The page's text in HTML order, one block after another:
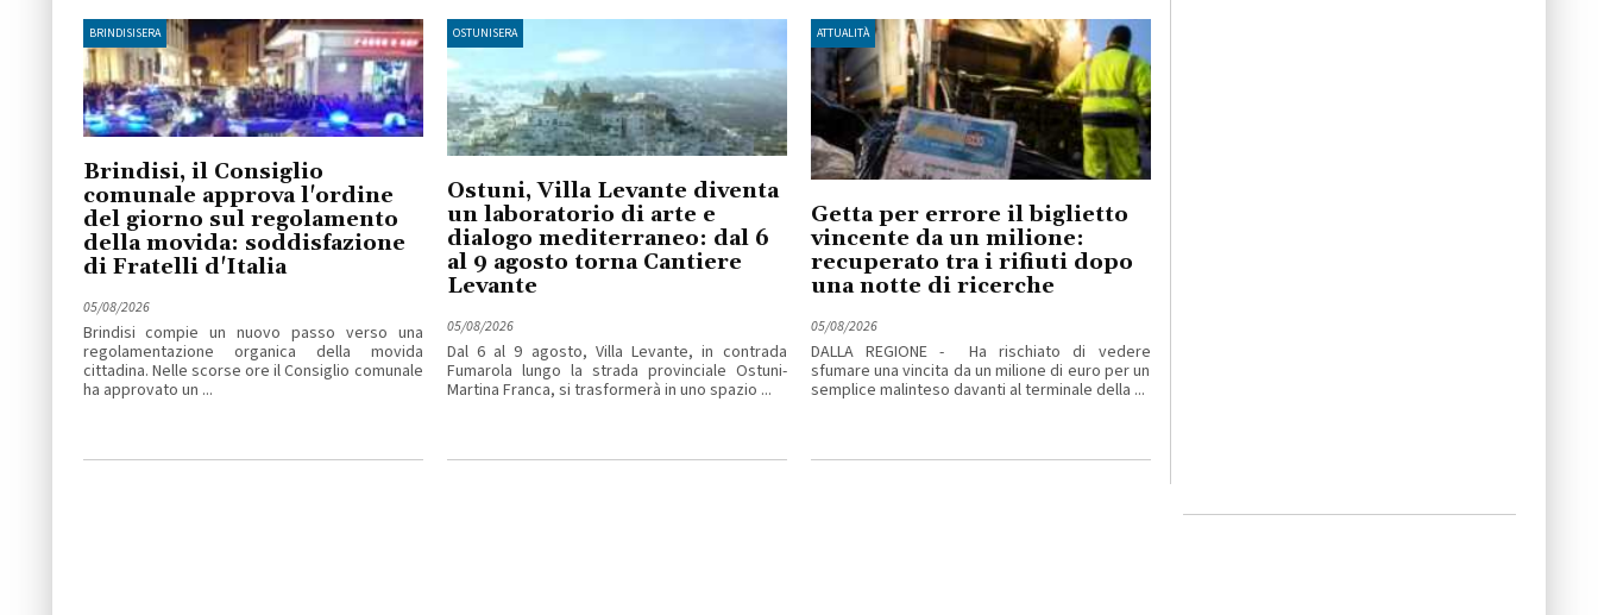
BRINDISISERA
Brindisi, il Consiglio
comunale approva l'ordine
del giorno sul regolamento
della movida: soddisfazione
di Fratelli d'Italia
05/08/2026
Brindisi compie un nuovo passo verso una
regolamentazione organica della movida
cittadina. Nelle scorse ore il Consiglio comunale
ha approvato un ...
OSTUNISERA
Ostuni, Villa Levante diventa
un laboratorio di arte e
dialogo mediterraneo: dal 6
al 9 agosto torna Cantiere
Levante
05/08/2026
Dal 6 al 9 agosto, Villa Levante, in contrada
Fumarola lungo la strada provinciale Ostuni-
Martina Franca, si trasformerà in uno spazio ...
ATTUALITÀ
Getta per errore il biglietto
vincente da un milione:
recuperato tra i rifiuti dopo
una notte di ricerche
05/08/2026
DALLA REGIONE - Ha rischiato di vedere
sfumare una vincita da un milione di euro per un
semplice malinteso davanti al terminale della ...